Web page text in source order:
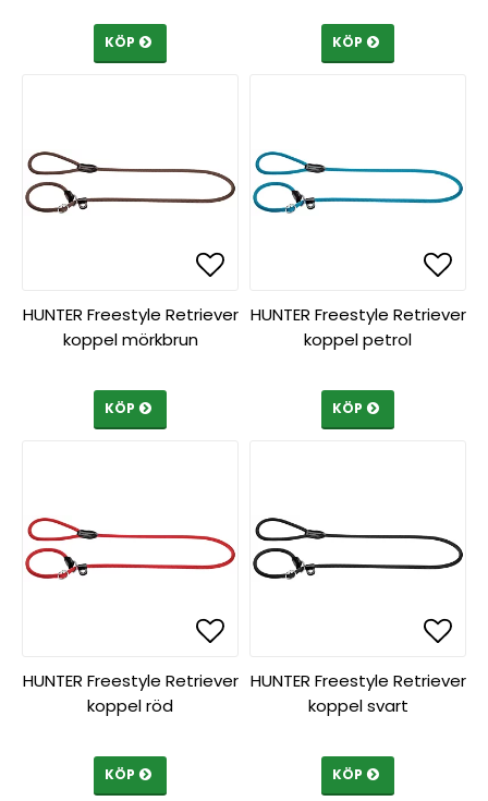
KÖP KÖP
Lägg till i
Lägg till i
HUNTER Freestyle Retriever
koppel mörkbrun
KÖP
HUNTER Freestyle Retriever
koppel petrol
KÖP
Lägg till i
Lägg till i
HUNTER Freestyle Retriever
koppel röd
KÖP
HUNTER Freestyle Retriever
koppel svart
KÖP